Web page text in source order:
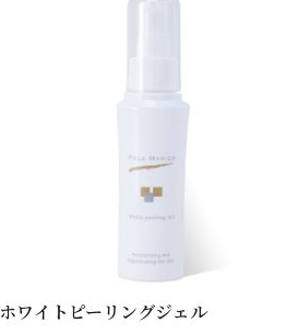
ホワイトピーリングジェル